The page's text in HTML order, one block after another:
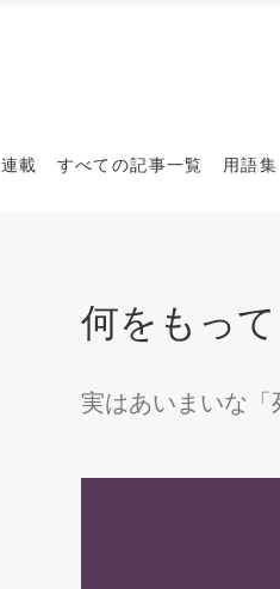
連載 すべての記事一覧 用語集
何をもっ
実はあいまいな「